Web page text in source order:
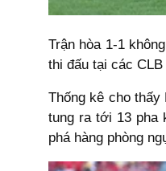
Trận hòa 1-1
thi đấu tại các
Thống kê cho
tung ra tới 13 pha
phá hàng phòng